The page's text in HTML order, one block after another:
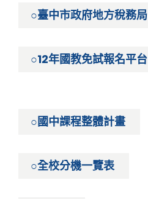
○臺中市政府地方稅務局
○12年國教免試報名平台
○國中課程整體計畫
○全校分機一覽表